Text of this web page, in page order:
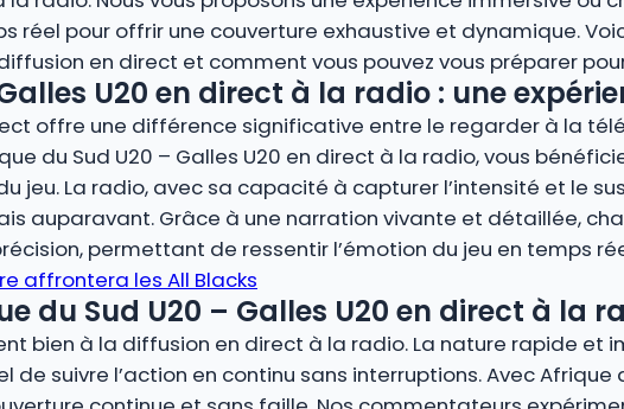
réel pour offrir une couverture exhaustive et dynamique.
en direct et comment vous pouvez vous préparer
U20 en direct à la radio : une
offre une différence significative entre le regarder à la
du Sud U20 – Galles U20 en direct à la radio, vous
jeu. La radio, avec sa capacité à capturer l’intensité et le
auparavant. Grâce à une narration vivante et détaillée,
permettant de ressentir l’émotion du jeu en temps
affrontera les All Blacks
du Sud U20 – Galles U20 en direct à la
bien à la diffusion en direct à la radio. La nature rapide et
suivre l’action en continu sans interruptions. Avec Afrique